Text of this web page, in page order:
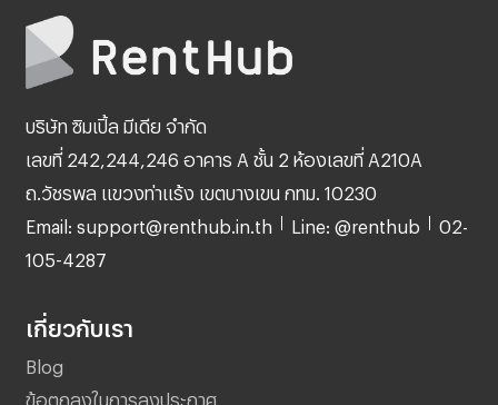
บริษัท ซิมเปิ้ล มีเดีย จำกัด
เลขที่ 242,244,246 อาคาร A ชั้น 2 ห้องเลขที่ A210A
ถ.วัชรพล แขวงท่าแร้ง เขตบางเขน กทม. 10230
Email: support@renthub.in.th Line: @renthub 02-
105-4287
เกี่ยวกับเรา
Blog
ข้อตกลงในการลงประกาศ